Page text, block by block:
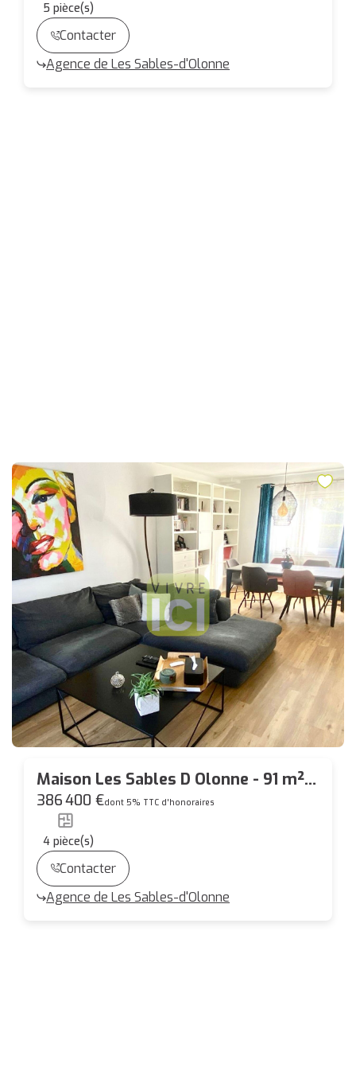
5 pièce(s)
Contacter
Agence de Les Sables-d'Olonne
Maison Les Sables D Olonne - 91 m² -
3 CHAMBRES
386 400 €dont 5% TTC d'honoraires
4 pièce(s)
Contacter
Agence de Les Sables-d'Olonne